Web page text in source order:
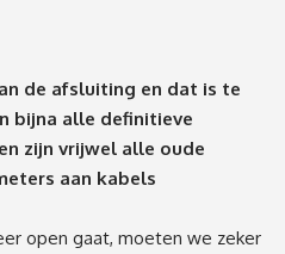
en
de afsluiting en dat is te
bijna alle definitieve
zijn vrijwel alle oude
aan kabels
open gaat, moeten we zeker